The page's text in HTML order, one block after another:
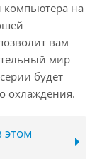
компьютера на
вам
мир
будет
охлаждения.
этом